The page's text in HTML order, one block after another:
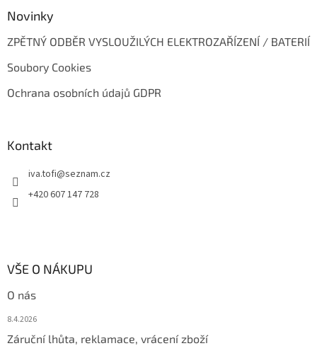
Novinky
ZPĚTNÝ ODBĚR VYSLOUŽILÝCH ELEKTROZAŘÍZENÍ / BATERIÍ
Soubory Cookies
Ochrana osobních údajů GDPR
Kontakt
iva.tofi@seznam.cz
+420 607 147 728
VŠE O NÁKUPU
O nás
8.4.2026
Záruční lhůta, reklamace, vrácení zboží